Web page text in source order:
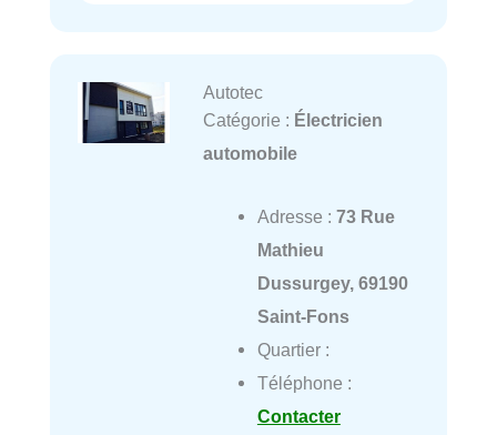
Autotec
Catégorie : Électricien
automobile
Adresse : 73 Rue
Mathieu
Dussurgey, 69190
Saint-Fons
Quartier :
Téléphone :
Contacter